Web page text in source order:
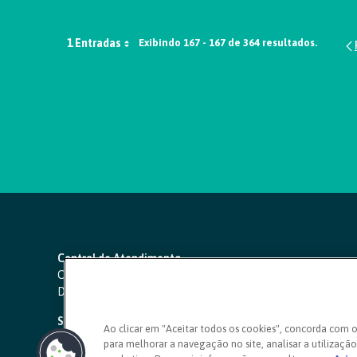
1 Entradas Exibindo 167 - 167 de 364 resultados.
Central de Atendimento
Capitais e regiões metropolitanas:
Demais localidades:
SAC 24 horas
Ouvidoria
Ao clicar em "Aceitar todos os cookies", concorda com
para melhorar a navegação no site, analisar a